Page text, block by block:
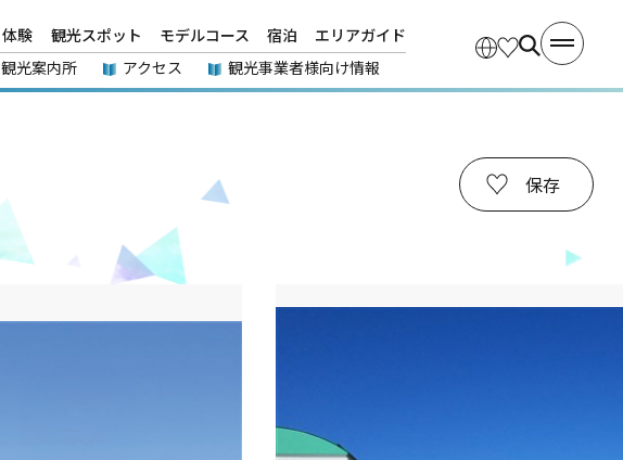
体験 観光スポット モデルコース 宿泊
エリアガイド
観光案内所 アクセス 観光事業者様向け情報
保存